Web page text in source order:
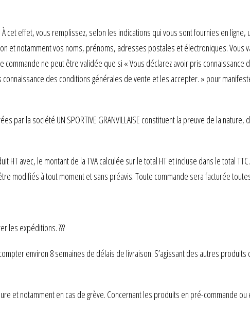
cet effet, vous remplissez, selon les indications qui vous sont fournies en
et notamment vos noms, prénoms, adresses postales et électroniques. Vous
ne peut être validée que si « Vous déclarez avoir pris
des conditions générales de vente et les accepter. » pour
par la société UN SPORTIVE GRANVILLAISE constituent la preuve de la nature,
avec, le montant de la TVA calculée sur le total HT et incluse dans le total
modifiés à tout moment et sans préavis. Toute commande sera facturée
les expéditions. ???
environ 8 semaines de délais de livraison. S’agissant des autres
et notamment en cas de grève. Concernant les produits en pré-commande